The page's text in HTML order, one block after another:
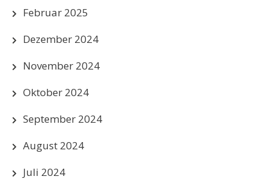
Februar 2025
Dezember 2024
November 2024
Oktober 2024
September 2024
August 2024
Juli 2024